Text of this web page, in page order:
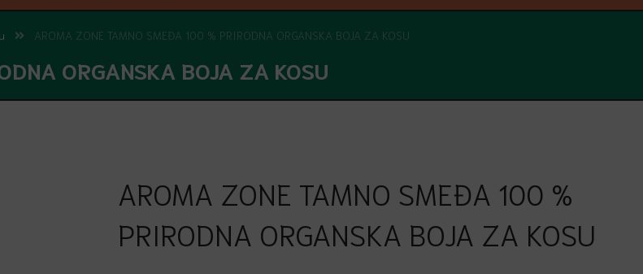
AROMA ZONE TAMNO SMEĐA 100 % PRIRODNA ORGANSKA BOJA ZA KOSU
ORGANSKA BOJA ZA KOSU
AROMA ZONE TAMNO SMEĐA 100 %
PRIRODNA ORGANSKA BOJA ZA KOSU